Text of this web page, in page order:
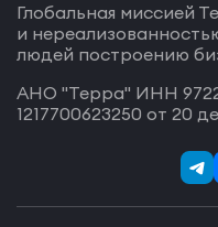
Глобальная миссией
и
людей построению
АНО "Терра" ИНН
1217700623250 от 20